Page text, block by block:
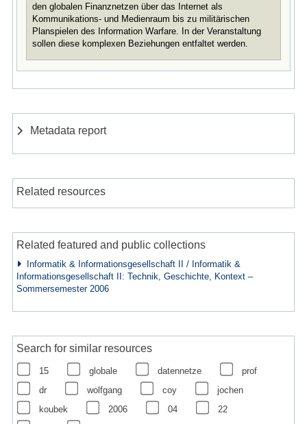
den globalen Finanznetzen über das Internet als
Kommunikations- und Medienraum bis zu militärischen
Planspielen des Information Warfare. In der Veranstaltung
sollen diese komplexen Beziehungen entfaltet werden.
Metadata report
Related resources
Related featured and public collections
Informatik & Informationsgesellschaft II / Informatik &
Informationsgesellschaft II: Technik, Geschichte, Kontext –
Sommersemester 2006
Search for similar resources
15 globale datennetze
prof
dr
wolfgang coy
jochen
koubek
2006 04
22